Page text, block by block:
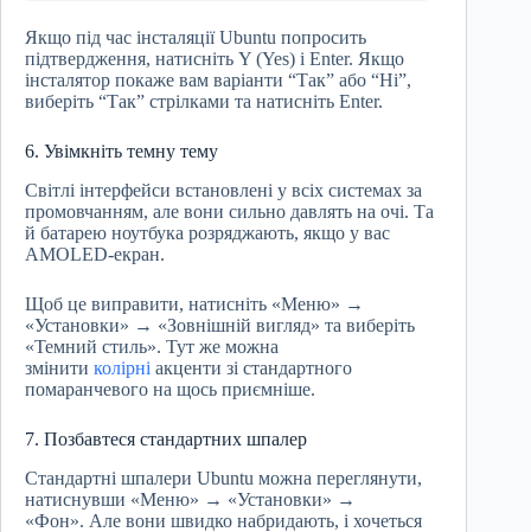
Якщо під час інсталяції Ubuntu попросить
підтвердження, натисніть Y (Yes) і Enter. Якщо
інсталятор покаже вам варіанти “Так” або “Ні”,
виберіть “Так” стрілками та натисніть Enter.
6. Увімкніть темну тему
Світлі інтерфейси встановлені у всіх системах за
промовчанням, але вони сильно давлять на очі. Та
й батарею ноутбука розряджають, якщо у вас
AMOLED-екран.
Щоб це виправити, натисніть «Меню» →
«Установки» → «Зовнішній вигляд» та виберіть
«Темний стиль». Тут же можна
змінити колірні акценти зі стандартного
помаранчевого на щось приємніше.
7. Позбавтеся стандартних шпалер
Стандартні шпалери Ubuntu можна переглянути,
натиснувши «Меню» → «Установки» →
«Фон». Але вони швидко набридають, і хочеться